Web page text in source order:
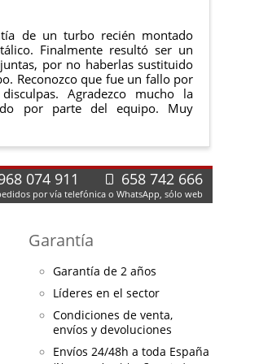
de un turbo recién montado
Finalmente resultó ser un
por no haberlas sustituido
Reconozco que fue un fallo por
Agradezco mucho la
por parte del equipo. Muy
074 911 658 742 666
por vía telefónica o WhatsApp, sólo web
Garantía
Garantía de 2 años
Líderes en el sector
Condiciones de venta,
envíos y devoluciones
Envíos 24/48h a toda España